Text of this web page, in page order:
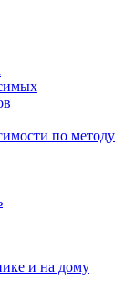
по методу
и на дому